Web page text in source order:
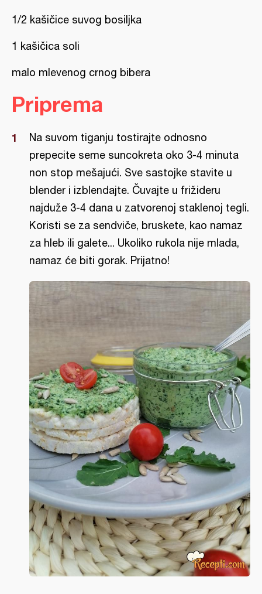
1/2 kašičice suvog bosiljka
1 kašičica soli
malo mlevenog crnog bibera
Priprema
Na suvom tiganju tostirajte odnosno
prepecite seme suncokreta oko 3-4 minuta
non stop mešajući. Sve sastojke stavite u
blender i izblendajte. Čuvajte u frižideru
najduže 3-4 dana u zatvorenoj staklenoj tegli.
Koristi se za sendviče, bruskete, kao namaz
za hleb ili galete... Ukoliko rukola nije mlada,
namaz će biti gorak. Prijatno!